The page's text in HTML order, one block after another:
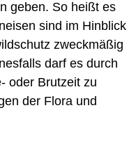
geben. So heißt es
sind im Hinblick
zweckmäßig
darf es durch
oder Brutzeit zu
der Flora und